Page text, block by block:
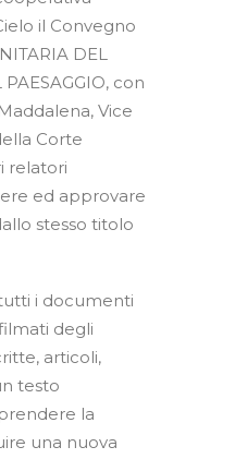
il Convegno
DEL
con
Vice
Corte
relatori
ed approvare
stesso titolo
i documenti
degli
articoli,
testo
la
una nuova